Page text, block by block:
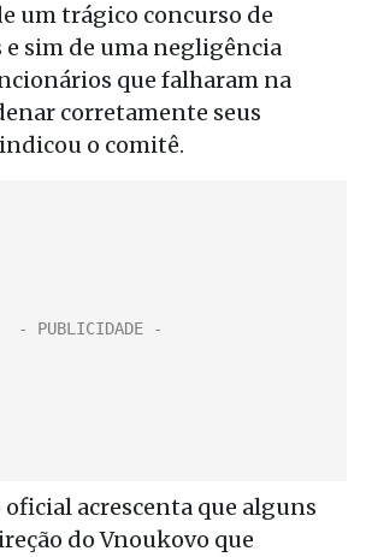
um trágico concurso de
sim de uma negligência
que falharam na
corretamente seus
o comitê.
acrescenta que alguns
do Vnoukovo que